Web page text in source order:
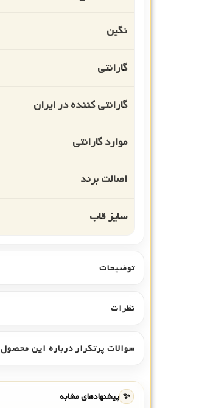
نگین
گارانتی
گارانتی کننده در ایران
موارد گارانتی
اصالت برند
سایز قاب
توضیحات
نظرات
سوالات پرتکرار درباره این محصول
✨ پیشنهادهای مشابه